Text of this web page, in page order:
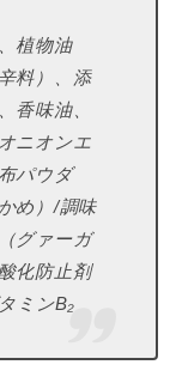
植物油
料）、添
香味油、
ニオンエ
パウダ
め）/調味
グァーガ
化防止剤
ミンB₂